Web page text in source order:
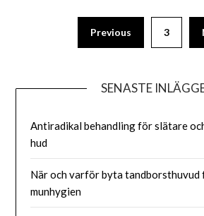
Previous 3
SENASTE
Antiradikal behandling för slätare
hud
När och varför byta tandborsthuvud
munhygien